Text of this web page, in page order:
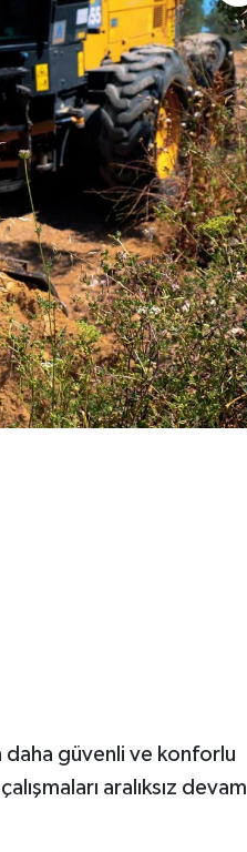
daha güvenli ve konforlu
aralıksız devam